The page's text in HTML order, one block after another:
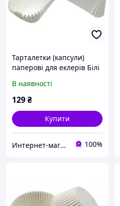
Тарталетки (капсули)
паперові для еклерів Білі
В наявності
129₴
Купити
Интернет-магазин "Повар, пекарь и кондитер" 100%